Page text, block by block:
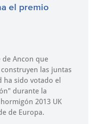
el premio
de Ancon que
las juntas
ha sido votado el
durante la
2013 UK
de Europa.